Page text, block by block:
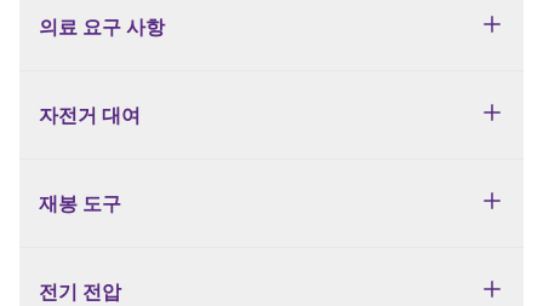
의료 요구 사항
자전거 대여
재봉 도구
전기 전압